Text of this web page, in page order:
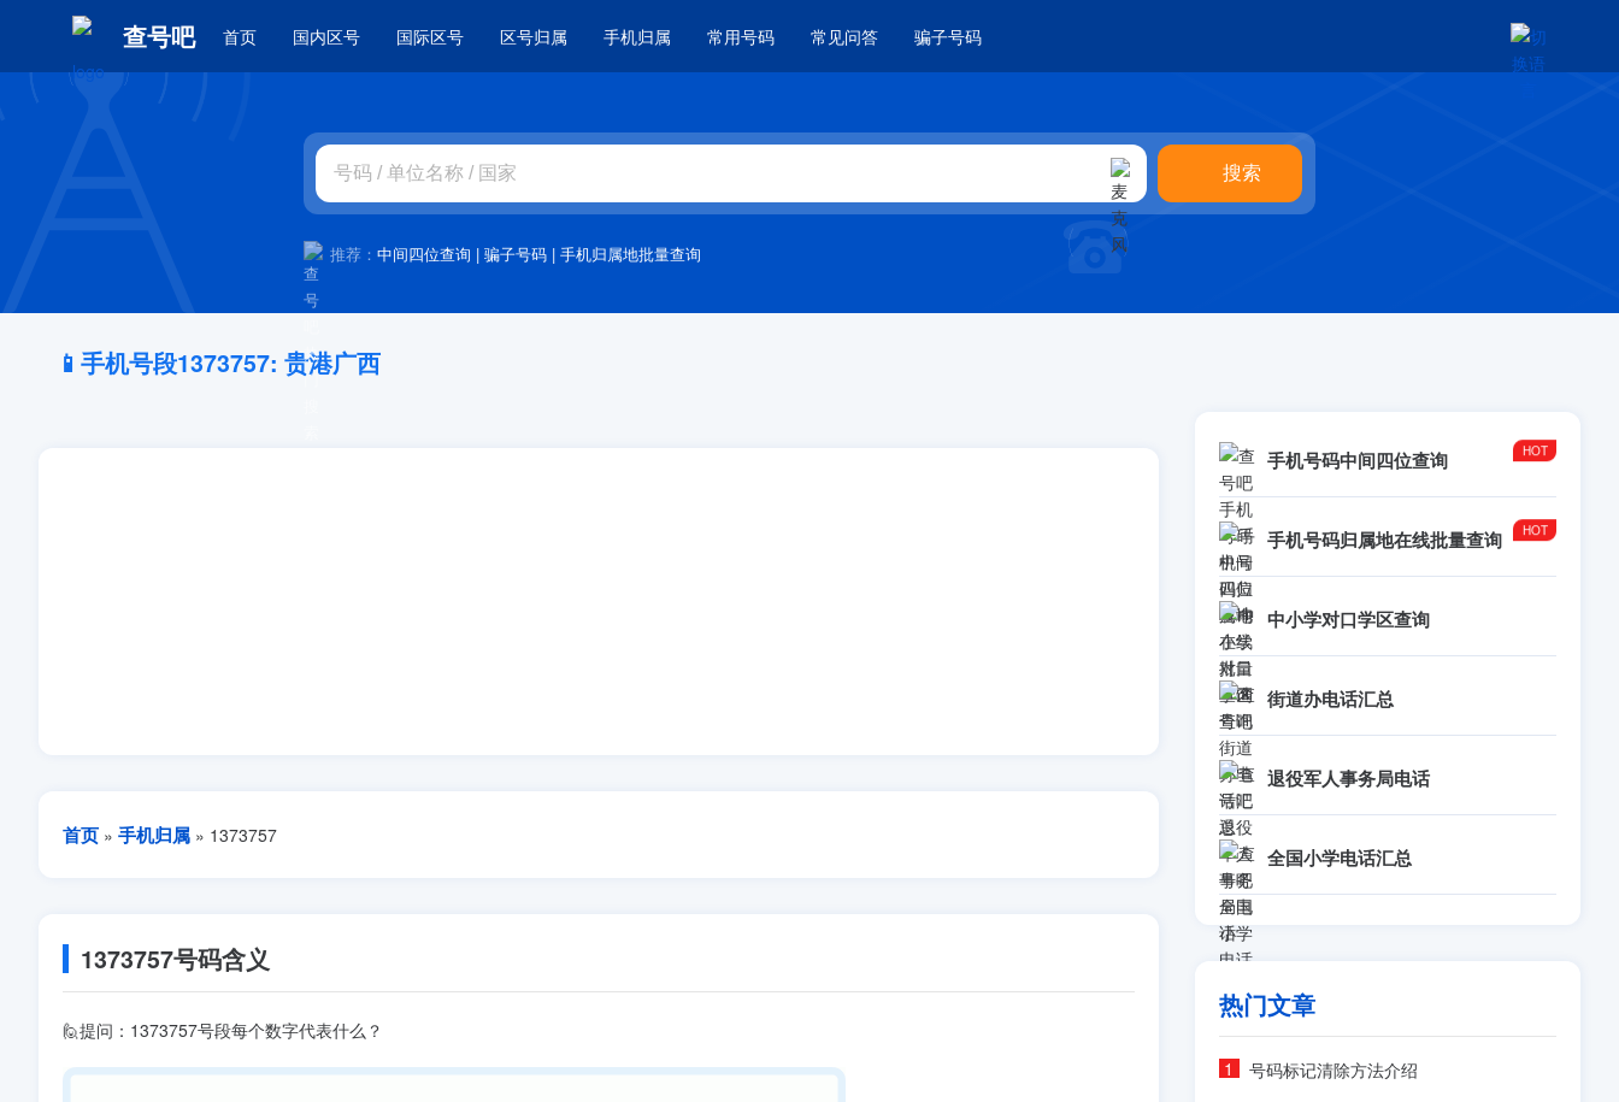
查号吧 首页 国内区号 国际区号 区号归属 手机归属 常用号码 常见问答 骗子号码
推荐： 中间四位查询 | 骗子号码 | 手机归属地批量查询
📱手机号段1373757: 贵港广西
首页 » 手机归属 » 1373757
1373757号码含义
🙋提问：1373757号段每个数字代表什么？
手机号码中间四位查询
手机号码归属地在线批量查询
中小学对口学区查询
街道办电话汇总
退役军人事务局电话
全国小学电话汇总
热门文章
号码标记清除方法介绍